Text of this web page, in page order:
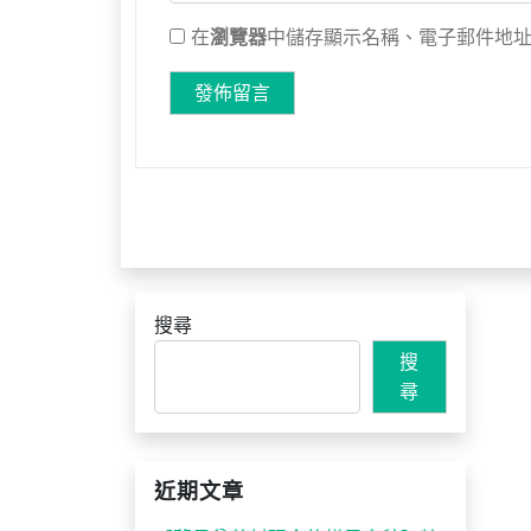
在瀏覽器中儲存顯示名稱、電子郵件地
搜尋
搜
尋
近期文章